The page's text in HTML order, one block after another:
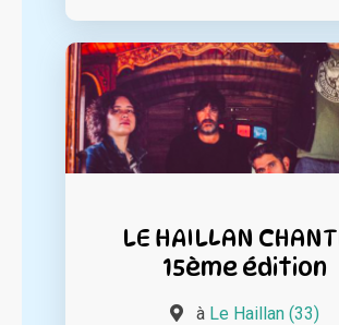
LE HAILLAN
15ème édition
à Le Haillan (33)